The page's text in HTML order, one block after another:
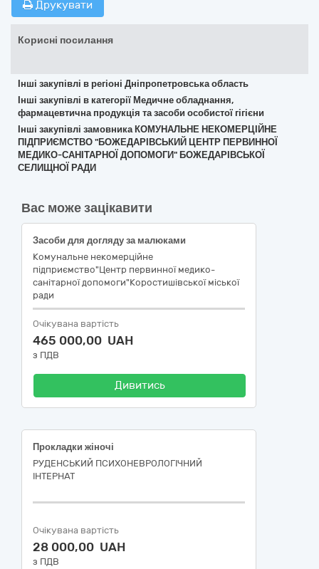
Друкувати
Корисні посилання
Інші закупівлі в регіоні Дніпропетровська область
Інші закупівлі в категорії Медичне обладнання,
фармацевтична продукція та засоби особистої гігієни
Інші закупівлі замовника КОМУНАЛЬНЕ НЕКОМЕРЦІЙНЕ
ПІДПРИЄМСТВО "БОЖЕДАРІВСЬКИЙ ЦЕНТР ПЕРВИННОЇ
МЕДИКО-САНІТАРНОЇ ДОПОМОГИ" БОЖЕДАРІВСЬКОЇ
СЕЛИЩНОЇ РАДИ
Вас може зацікавити
Засоби для догляду за малюками
Комунальне некомерційне
підприємство"Центр первинної медико-
санітарної допомоги"Коростишівської міської
ради
Очікувана вартість
465 000,00 UAH
з ПДВ
Дивитись
Прокладки жіночі
РУДЕНСЬКИЙ ПСИХОНЕВРОЛОГІЧНИЙ
ІНТЕРНАТ
Очікувана вартість
28 000,00 UAH
з ПДВ